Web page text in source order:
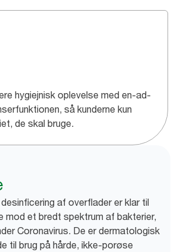
hygiejnisk oplevelse med en-ad-
så kunderne kun
de skal bruge.
af overflader er klar til
mod et bredt spektrum af bakterier,
Coronavirus. De er dermatologisk
til brug på hårde, ikke-porøse